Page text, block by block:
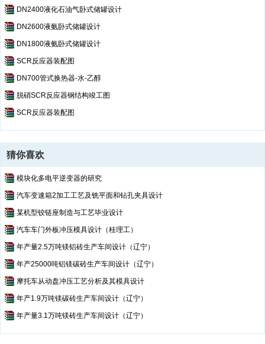
DN2400液化石油气卧式储罐设计
DN2600液氨卧式储罐设计
DN1800液氨卧式储罐设计
SCR反应器装配图
DN700管式换热器-水-乙醇
脱硝SCR反应器钢结构竣工图
SCR反应器装配图
猜你喜欢
模块化多电平逆变器的研究
汽车变速箱2加工工艺及铣平面和钻孔夹具设计
某机型铰链座制造与工艺毕业设计
汽车车门外板冲压模具设计（桂理工）
年产量2.5万吨镁铝砖生产车间设计（辽宁）
年产25000吨铝镁碳砖生产车间设计（辽宁）
摩托车从动盘冲压工艺分析及其模具设计
年产1.9万吨镁碳砖生产车间设计（辽宁）
年产量3.1万吨镁砖生产车间设计（辽宁）